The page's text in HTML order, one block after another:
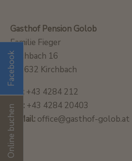
Gasthof Pension Golob
Familie Fieger
Kirchbach 16
A-9632 Kirchbach
Tel: +43 4284 212
Fax: +43 4284 20403
E-Mail: office@gasthof-golob.at
Online buchen
Facebook